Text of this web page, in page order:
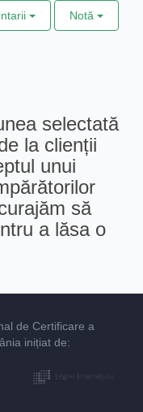
Notă
selectată
la clienții
unui
să
a lăsa o
de Certificare a
inițiat de: